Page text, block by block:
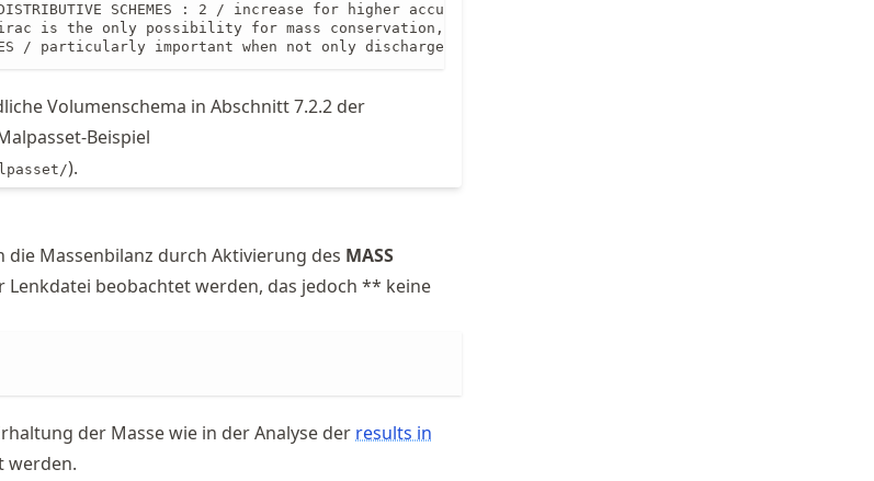
OF DISTRIBUTIVE SCHEMES : 2 / increase for higher accuracy and longer computing time, requires SCHEME
is the only possibility for mass conservation, the default=1 means linear function and is not
: YES / particularly important when not only discharge but also depth is imposed at boundaries
Volumenschema in Abschnitt 7.2.2 der
Beispiel
).
Massenbilanz durch Aktivierung des MASS
Lenkdatei beobachtet werden, das jedoch ** keine
der Masse wie in der Analyse der results in
werden.